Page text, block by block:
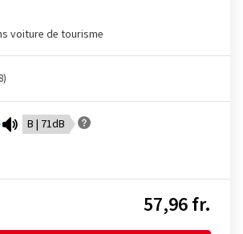
voiture de tourisme
B | 71dB
57,96 fr.